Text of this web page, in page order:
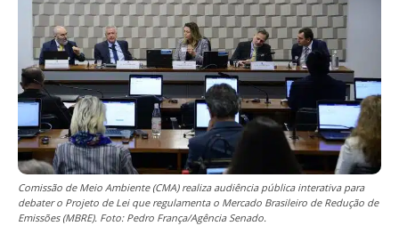
Comissão de Meio Ambiente (CMA) realiza audiência pública interativa para
debater o Projeto de Lei que regulamenta o Mercado Brasileiro de Redução de
Emissões (MBRE). Foto: Pedro França/Agência Senado.